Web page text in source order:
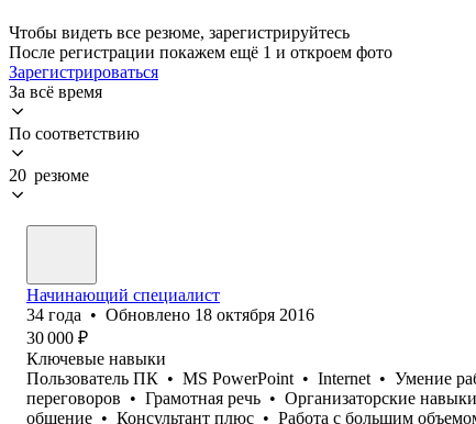
Чтобы видеть все резюме, зарегистрируйтесь
После регистрации покажем ещё 1 и откроем фото
Зарегистрироваться
За всё время
По соответствию
20 резюме
Начинающий специалист
34 года • Обновлено 18 октября 2016
30 000 ₽
Ключевые навыки
Пользователь ПК • MS PowerPoint • Internet • Умение
переговоров • Грамотная речь • Организаторские навыки
общение • Консультант плюс • Работа с большим